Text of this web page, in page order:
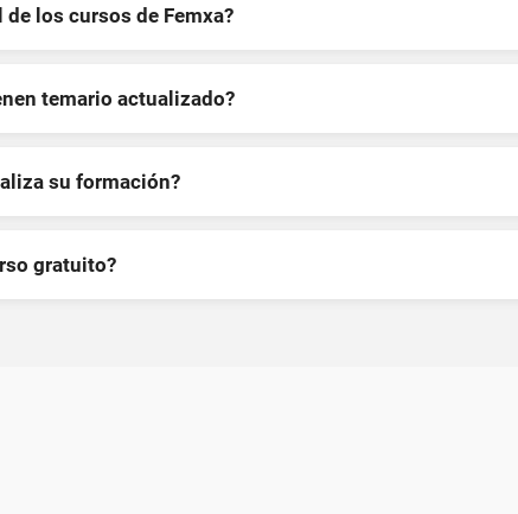
los cursos de Femxa?
temario actualizado?
su formación?
gratuito?